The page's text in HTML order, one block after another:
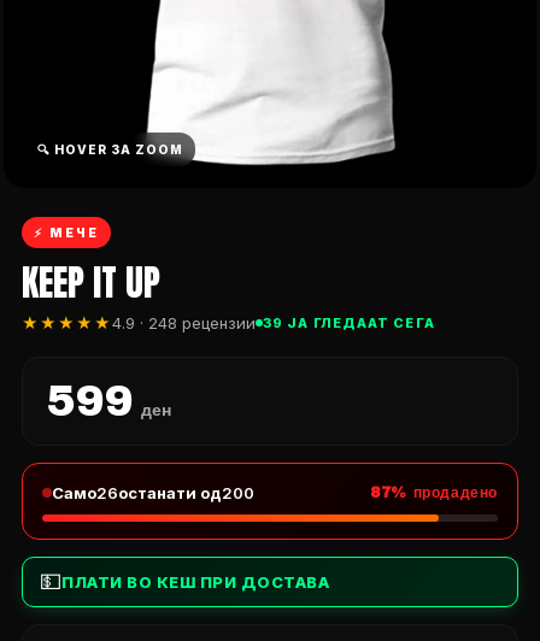
🔍 HOVER ЗА ZOOM
⚡ МЕЧЕ
KEEP IT UP
★★★★★4.9 · 248 рецензии 39 ЈА ГЛЕДААТ СЕГА
599 ден
Само26останати од200 87% продадено
💵ПЛАТИ ВО КЕШ ПРИ ДОСТАВА